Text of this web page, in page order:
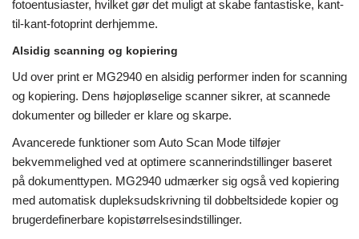
fotoentusiaster, hvilket gør det muligt at skabe fantastiske, kant-
til-kant-fotoprint derhjemme.
Alsidig scanning og kopiering
Ud over print er MG2940 en alsidig performer inden for scanning
og kopiering. Dens højopløselige scanner sikrer, at scannede
dokumenter og billeder er klare og skarpe.
Avancerede funktioner som Auto Scan Mode tilføjer
bekvemmelighed ved at optimere scannerindstillinger baseret
på dokumenttypen. MG2940 udmærker sig også ved kopiering
med automatisk dupleksudskrivning til dobbeltsidede kopier og
brugerdefinerbare kopistørrelsesindstillinger.